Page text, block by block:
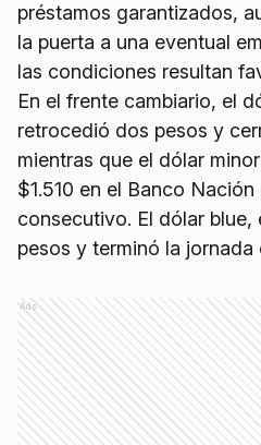
préstamos garantizados,
la puerta a una eventual
las condiciones resultan
En el frente cambiario, el
retrocedió dos pesos y
mientras que el dólar
$1.510 en el Banco
consecutivo. El dólar
pesos y terminó la jornada
Ads